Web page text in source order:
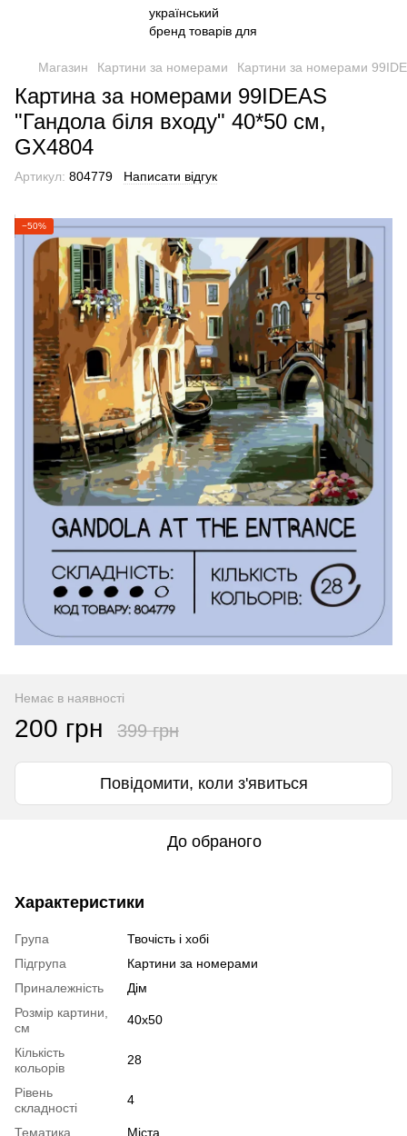
Магазин Картини за номерами Картини за номерами
Картина за номерами 99IDEAS
"Гандола біля входу" 40*50 см,
GX4804
Артикул: 804779 Написати відгук
−50%
Немає в наявності
200 грн 399 грн
Повідомити, коли з'явиться
До обраного
Характеристики
Група
Твочість і хобі
Підгрупа
Картини за номерами
Приналежність
Дім
Розмір картини,
см
40х50
Кількість
кольорів
28
Рівень
складності
4
Тематика
Міста